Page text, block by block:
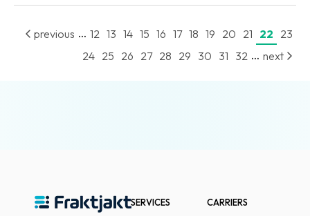
previous ... 12 13 14 15 16 17 18 19 20 21 22 23
24 25 26 27 28 29 30 31 32 ... next
SERVICES
CARRIERS